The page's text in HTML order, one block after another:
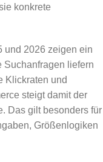
konkrete
und 2026 zeigen ein
Suchanfragen liefern
Klickraten und
steigt damit der
Das gilt besonders für
Größenlogiken